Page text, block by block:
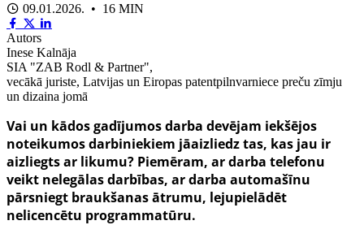
09.01.2026. • 16 MIN
Autors
Inese Kalnāja
SIA "ZAB Rodl & Partner",
vecākā juriste, Latvijas un Eiropas patentpilnvarniece preču zīmju
un dizaina jomā
Vai un kādos gadījumos darba devējam iekšējos
noteikumos darbiniekiem jāaizliedz tas, kas jau ir
aizliegts ar likumu? Piemēram, ar darba telefonu
veikt nelegālas darbības, ar darba automašīnu
pārsniegt braukšanas ātrumu, lejupielādēt
nelicencētu programmatūru.